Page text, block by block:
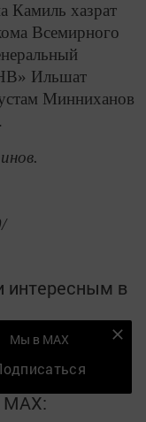
Камиль хазрат
Всемирного
Ильшат
Минниханов
в
MАХ:
Мы в MAX